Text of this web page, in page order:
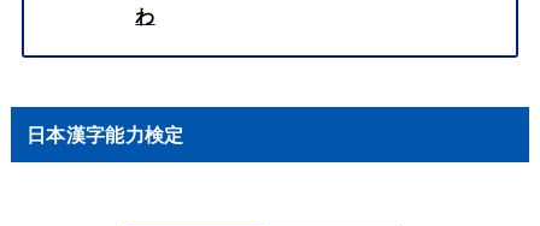
わ
日本漢字能力検定